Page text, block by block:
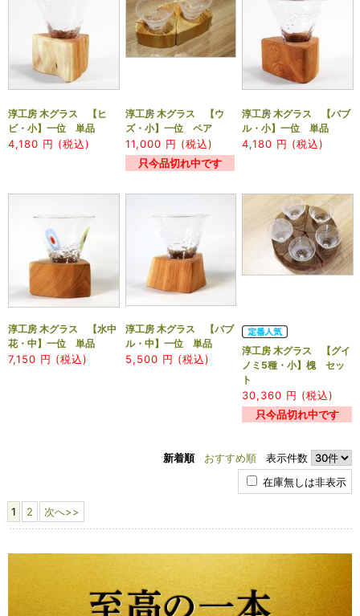
淳工房 木グラス 【ヒ
ビ・小】一位 単品
4,180 円 (税込)
淳工房 木グラス 【ウ
ズ・小】一位 ペア
11,000 円 (税込)
只今品切れ中です
淳工房 木グラス 【バブ
ル・小】一位 単品
4,180 円 (税込)
淳工房 木グラス 【水中
花・中】一位 単品
7,150 円 (税込)
淳工房 木グラス 【バブ
ル・中】一位 単品
5,500 円 (税込)
淳工房 木グラス 【グイ
ノミ5種・小】槐 セッ
ト
30,360 円 (税込)
只今品切れ中です
新着順 おすすめ順 表示件数
在庫無しは非表示
1 2 次へ>>